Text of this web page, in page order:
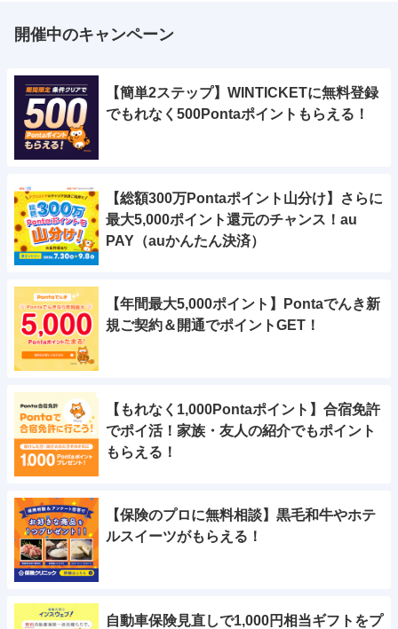
開催中のキャンペーン
【簡単2ステップ】WINTICKETに無料登録
でもれなく500Pontaポイントもらえる！
【総額300万Pontaポイント山分け】さらに
最大5,000ポイント還元のチャンス！au
PAY（auかんたん決済）
【年間最大5,000ポイント】Pontaでんき新
規ご契約＆開通でポイントGET！
【もれなく1,000Pontaポイント】合宿免許
でポイ活！家族・友人の紹介でもポイント
もらえる！
【保険のプロに無料相談】黒毛和牛やホテ
ルスイーツがもらえる！
自動車保険見直しで1,000円相当ギフトをプ